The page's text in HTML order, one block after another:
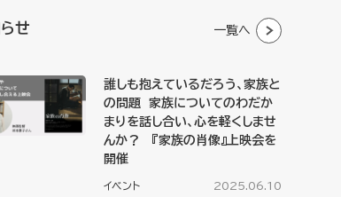
せ 一覧へ
誰しも抱えているだろう、家族と
の問題 家族についてのわだか
まりを話し合い、心を軽くしませ
んか？ 『家族の肖像』上映会を
開催
イベント 2025.06.10